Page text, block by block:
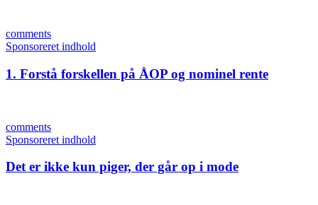
comments
Sponsoreret indhold
1. Forstå forskellen på ÅOP og nominel rente
comments
Sponsoreret indhold
Det er ikke kun piger, der går op i mode